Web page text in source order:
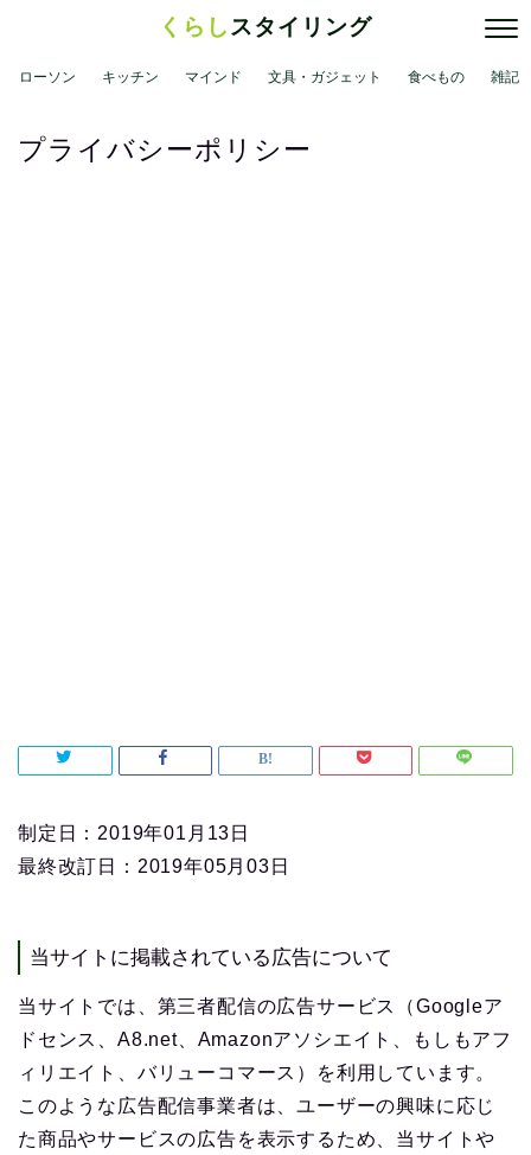
くらしスタイリング
ローソン キッチン マインド 文具・ガジェット 食べもの 雑記
プライバシーポリシー
制定日：2019年01月13日
最終改訂日：2019年05月03日
当サイトに掲載されている広告について
当サイトでは、第三者配信の広告サービス（Googleア
ドセンス、A8.net、Amazonアソシエイト、もしもアフ
ィリエイト、バリューコマース）を利用しています。
このような広告配信事業者は、ユーザーの興味に応じ
た商品やサービスの広告を表示するため、当サイトや